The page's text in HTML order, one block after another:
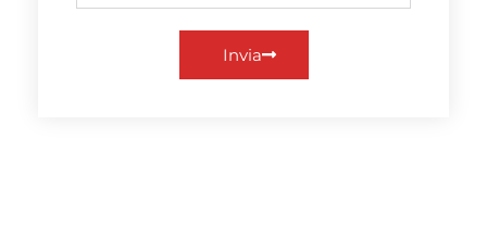
Invia